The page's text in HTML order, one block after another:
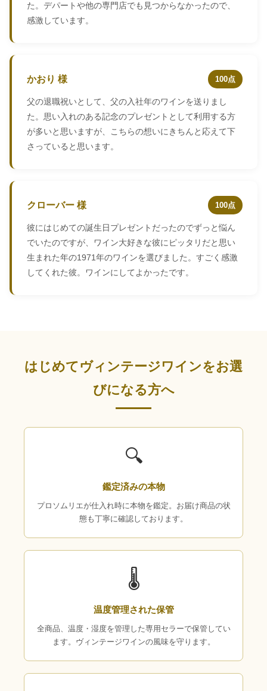
た。デパートや他の専門店でも見つからなかったので、
感激しています。
かおり 様 100点
父の退職祝いとして、父の入社年のワインを送りまし
た。思い入れのある記念のプレゼントとして利用する方
が多いと思いますが、こちらの想いにきちんと応えて下
さっていると思います。
クローバー 様 100点
彼にはじめての誕生日プレゼントだったのでずっと悩ん
でいたのですが、ワイン大好きな彼にピッタリだと思い
生まれた年の1971年のワインを選びました。すごく感激
してくれた彼。ワインにしてよかったです。
はじめてヴィンテージワインをお選
びになる方へ
🔍
鑑定済みの本物
プロソムリエが仕入れ時に本物を鑑定。お届け商品の状
態も丁寧に確認しております。
🌡
温度管理された保管
全商品、温度・湿度を管理した専用セラーで保管してい
ます。ヴィンテージワインの風味を守ります。